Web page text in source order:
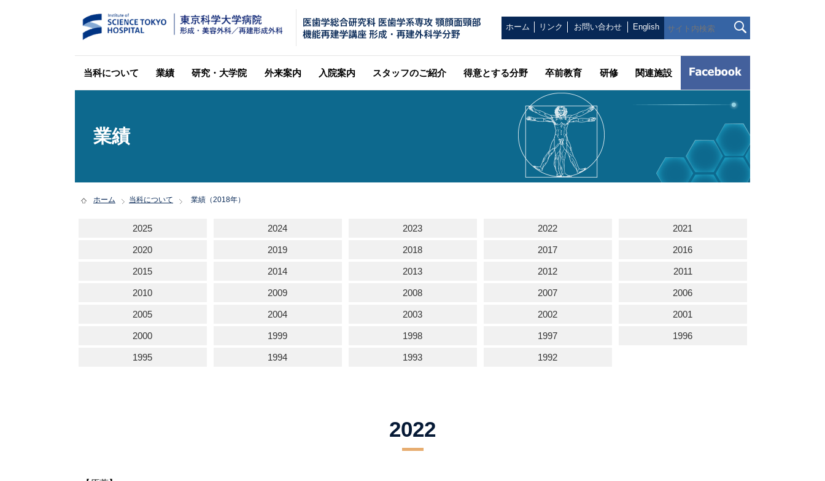
ホーム リンク お問い合わせ English
当科について 業績 研究・大学院 外来案内 入院案内 スタッフのご紹介 得意とする分野 卒前教育 研修 関連施設
業績
ホーム 当科について 業績（2018年）
2025 2024 2023 2022 2021
2020 2019 2018 2017 2016
2015 2014 2013 2012 2011
2010 2009 2008 2007 2006
2005 2004 2003 2002 2001
2000 1999 1998 1997 1996
1995 1994 1993 1992
2022